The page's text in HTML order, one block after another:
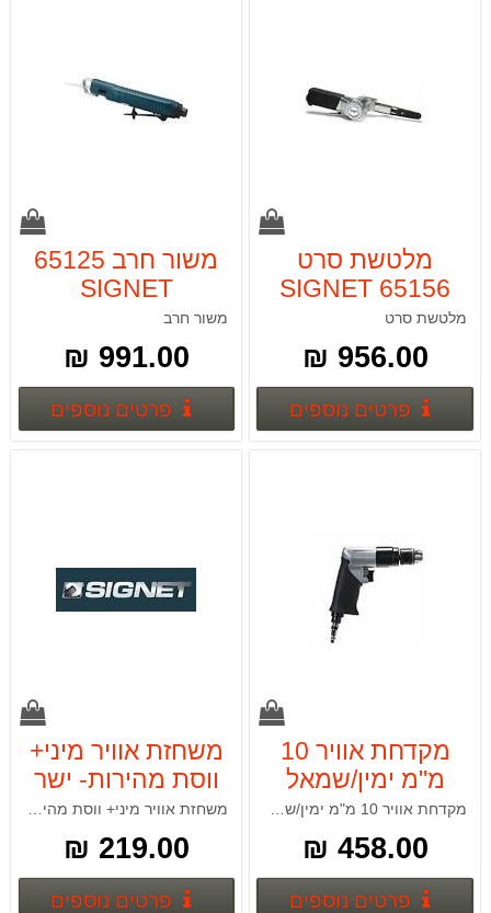
מלטשת סרט
SIGNET 65156
מלטשת סרט
956.00 ₪
פרטים נוספיםפרטים נוספים
משור חרב 65125
SIGNET
משור חרב
991.00 ₪
פרטים נוספים
מקדחת אוויר 10
מ"מ ימין/שמאל
65130 SIGNET
458.00 ₪
פרטים נוספיםפרטים נוספים
משחזת אוויר מיני+
ווסת מהירות- ישר
SIGNET 65132
219.00 ₪
פרטים נוספים